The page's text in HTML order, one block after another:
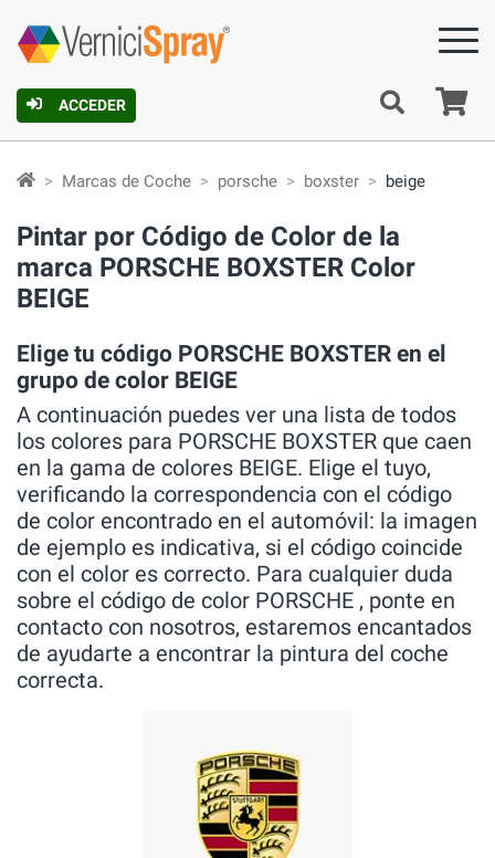
ACCEDER
Marcas de Coche porsche boxster beige
Pintar por Código de Color de la
marca PORSCHE BOXSTER Color
BEIGE
Elige tu código PORSCHE BOXSTER en el
grupo de color BEIGE
A continuación puedes ver una lista de todos
los colores para PORSCHE BOXSTER que caen
en la gama de colores BEIGE. Elige el tuyo,
verificando la correspondencia con el código
de color encontrado en el automóvil: la imagen
de ejemplo es indicativa, si el código coincide
con el color es correcto. Para cualquier duda
sobre el código de color PORSCHE , ponte en
contacto con nosotros, estaremos encantados
de ayudarte a encontrar la pintura del coche
correcta.